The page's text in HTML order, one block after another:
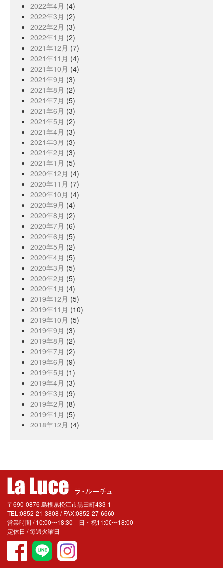
2022年4月 (4)
2022年3月 (2)
2022年2月 (3)
2022年1月 (2)
2021年12月 (7)
2021年11月 (4)
2021年10月 (4)
2021年9月 (3)
2021年8月 (2)
2021年7月 (5)
2021年6月 (3)
2021年5月 (2)
2021年4月 (3)
2021年3月 (3)
2021年2月 (3)
2021年1月 (5)
2020年12月 (4)
2020年11月 (7)
2020年10月 (4)
2020年9月 (4)
2020年8月 (2)
2020年7月 (6)
2020年6月 (5)
2020年5月 (2)
2020年4月 (5)
2020年3月 (5)
2020年2月 (5)
2020年1月 (4)
2019年12月 (5)
2019年11月 (10)
2019年10月 (5)
2019年9月 (3)
2019年8月 (2)
2019年7月 (2)
2019年6月 (9)
2019年5月 (1)
2019年4月 (3)
2019年3月 (9)
2019年2月 (8)
2019年1月 (5)
2018年12月 (4)
〒690-0876 島根県松江市黒田町433-1
TEL:0852-21-3808 / FAX:0852-27-6660
営業時間 / 10:00〜18:30 日・祝11:00〜18:00
定休日 / 毎週火曜日